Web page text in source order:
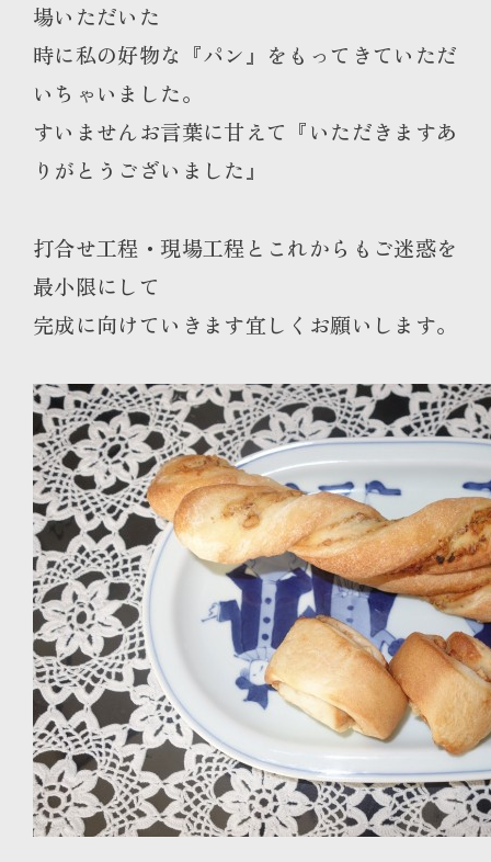
場いただいた
時に私の好物な『パン』をもってきていただ
いちゃいました。
すいませんお言葉に甘えて『いただきますあ
りがとうございました』
打合せ工程・現場工程とこれからもご迷惑を
最小限にして
完成に向けていきます宜しくお願いします。